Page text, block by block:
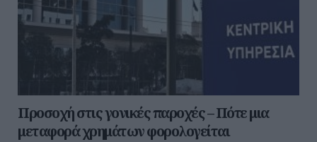
Προσοχή στις γονικές παροχές – Πότε μια
μεταφορά χρημάτων φορολογείται